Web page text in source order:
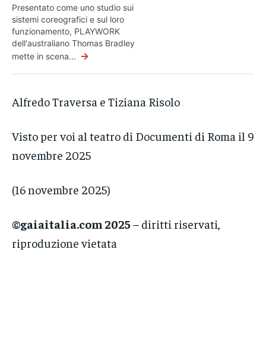
Presentato come uno studio sui
sistemi coreografici e sul loro
funzionamento, PLAYWORK
dell'australiano Thomas Bradley
mette in scena... →
Alfredo Traversa e Tiziana Risolo
Visto per voi al teatro di Documenti di Roma il 9
novembre 2025
(16 novembre 2025)
©gaiaitalia.com 2025 – diritti riservati,
riproduzione vietata